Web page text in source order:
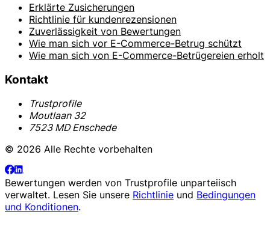
Erklärte Zusicherungen
Richtlinie für kundenrezensionen
Zuverlässigkeit von Bewertungen
Wie man sich vor E-Commerce-Betrug schützt
Wie man sich von E-Commerce-Betrügereien erholt
Kontakt
Trustprofile
Moutlaan 32
7523 MD Enschede
© 2026 Alle Rechte vorbehalten
Bewertungen werden von Trustprofile unparteiisch
verwaltet. Lesen Sie unsere Richtlinie und Bedingungen
und Konditionen.